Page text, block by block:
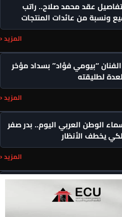
عقد محمد صلاح.. راتب
ونسبة من عائدات المنتجات
المزيد ‹
“بيومي فؤاد” بسداد مؤخر
لطليقته
المزيد ‹
الوطن العربي اليوم.. بدر صفر
يخطف الأنظار
المزيد ‹
يكرم رموزاً مؤثرة ويدعو